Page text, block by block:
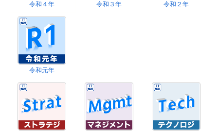
令和４年 令和３年 令和２年
令和元年